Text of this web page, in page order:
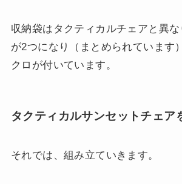
収納袋はタクティカルチェアと異
が2つになり（まとめられています
クロが付いています。
タクティカルサンセットチェア
それでは、組み立ていきます。